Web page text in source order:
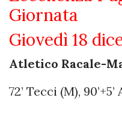
Giornata
Giovedì 18
Atletico Racale-
72’ Tecci (M),